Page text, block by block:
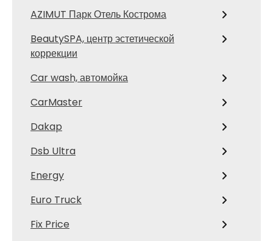
AZIMUT Парк Отель Кострома
BeautySPA, центр эстетической
коррекции
Car wash, автомойка
CarMaster
Dakap
Dsb Ultra
Energy
Euro Truck
Fix Price